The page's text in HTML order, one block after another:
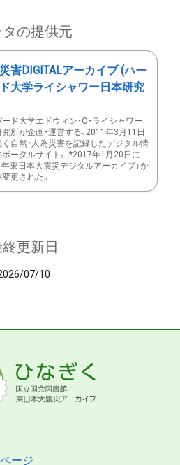
の提供元
害DIGITALアーカイブ (ハー
大学ライシャワー日本研究
ド大学エドウィン・O・ライシャワー
究所が企画・運営する、2011年3月11日
自然・人為災害を記録したデジタル情
ポータルサイト。 *2017年1月20日に
年東日本大震災デジタルアーカイブ」か
更された。
更新日
07/10
ージ